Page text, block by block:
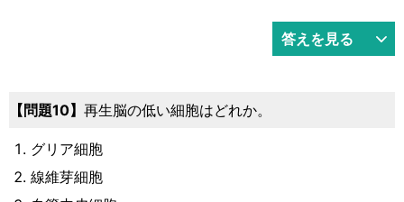
答えを見る
問題10 再生脳の低い細胞はどれか。
グリア細胞
線維芽細胞